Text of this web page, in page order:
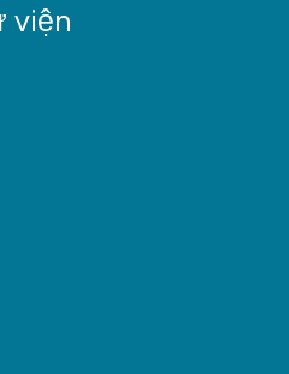
viện